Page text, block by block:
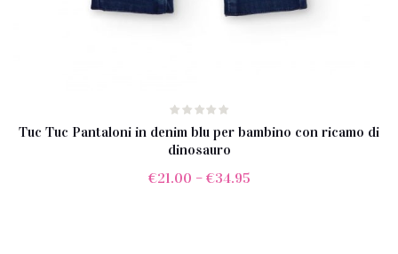
Tuc Tuc Pantaloni in denim blu per bambino con ricamo di
dinosauro
€21.00 – €34.95